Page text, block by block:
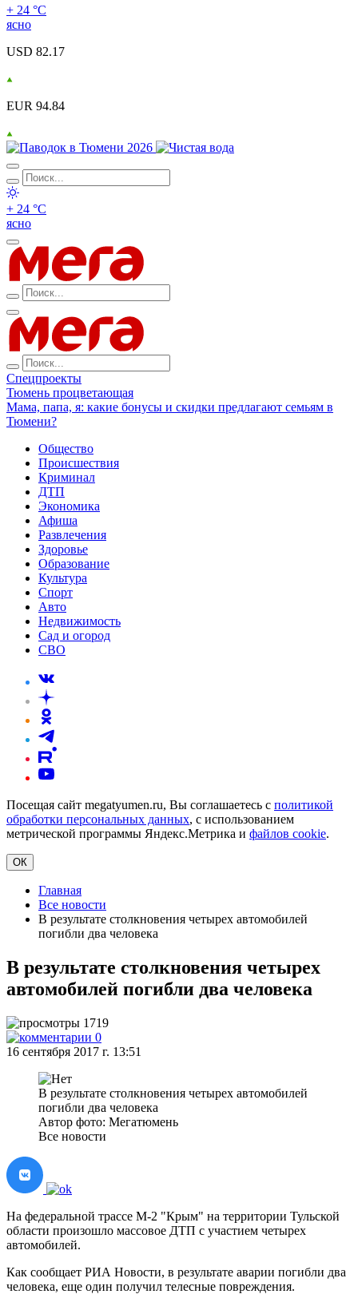
+ 24 °С
ясно
USD 82.17
EUR 94.84
+ 24 °С
ясно
Спецпроекты
Тюмень процветающая
Мама, папа, я: какие бонусы и скидки предлагают семьям в
Тюмени?
Общество
Происшествия
Криминал
ДТП
Экономика
Афиша
Развлечения
Здоровье
Образование
Культура
Спорт
Авто
Недвижимость
Сад и огород
СВО
Посещая сайт megatyumen.ru, Вы соглашаетесь с политикой
обработки персональных данных, с использованием
метрической программы Яндекс.Метрика и файлов cookie.
ОК
Главная
Все новости
В результате столкновения четырех автомобилей
погибли два человека
В результате столкновения четырех
автомобилей погибли два человека
1719
0
16 сентября 2017 г. 13:51
В результате столкновения четырех автомобилей
погибли два человека
Автор фото: Мегатюмень
Все новости
На федеральной трассе М-2 "Крым" на территории Тульской
области произошло массовое ДТП с участием четырех
автомобилей.
Как сообщает РИА Новости, в результате аварии погибли два
человека, еще один получил телесные повреждения.